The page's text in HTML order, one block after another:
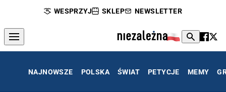
WESPRZYJ SKLEP NEWSLETTER
NAJNOWSZE POLSKA ŚWIAT PETYCJE MEMY